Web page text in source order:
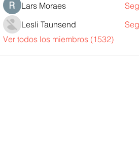
Lars Moraes
Lesli Taunsend
Ver todos los miembros (1532)